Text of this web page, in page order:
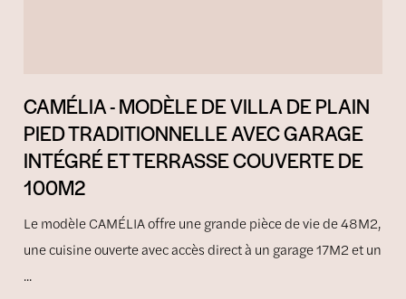
CAMÉLIA - MODÈLE DE VILLA DE PLAIN
PIED TRADITIONNELLE AVEC GARAGE
INTÉGRÉ ET TERRASSE COUVERTE DE
100M2
Le modèle CAMÉLIA offre une grande pièce de vie de 48M2,
une cuisine ouverte avec accès direct à un garage 17M2 et un
...